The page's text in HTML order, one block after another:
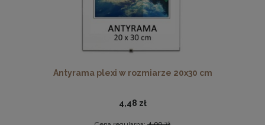
30x40 cm - Golden Florals
Antyrama plexi w rozmiarze 20x30 cm
4,48 zł